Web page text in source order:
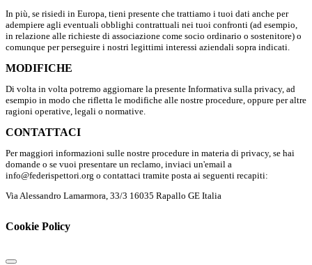
In più, se risiedi in Europa, tieni presente che trattiamo i tuoi dati anche per
adempiere agli eventuali obblighi contrattuali nei tuoi confronti (ad esempio,
in relazione alle richieste di associazione come socio ordinario o sostenitore) o
comunque per perseguire i nostri legittimi interessi aziendali sopra indicati.
MODIFICHE
Di volta in volta potremo aggiornare la presente Informativa sulla privacy, ad
esempio in modo che rifletta le modifiche alle nostre procedure, oppure per altre
ragioni operative, legali o normative.
CONTATTACI
Per maggiori informazioni sulle nostre procedure in materia di privacy, se hai
domande o se vuoi presentare un reclamo, inviaci un'email a
info@federispettori.org o contattaci tramite posta ai seguenti recapiti:
Via Alessandro Lamarmora, 33/3 16035 Rapallo GE Italia
Cookie Policy